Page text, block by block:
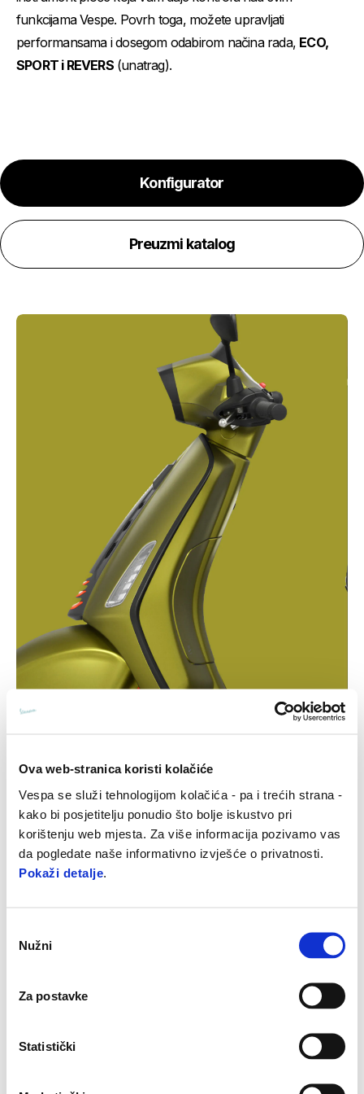
Ova web-stranica koristi kolačiće
Vespa se služi tehnologijom kolačića - pa i trećih strana -
kako bi posjetitelju ponudio što bolje iskustvo pri
korištenju web mjesta. Za više informacija pozivamo vas
da pogledate naše informativno izvješće o privatnosti.
Pokaži detalje
pristanka
Nužni
Za postavke
Statistički
funkcijama Vespe. Povrh toga, možete upravljati
performansama i dosegom odabirom načina rada, ECO,
SPORT i REVERS(unatrag).
Konfigurator
Preuzmi katalog